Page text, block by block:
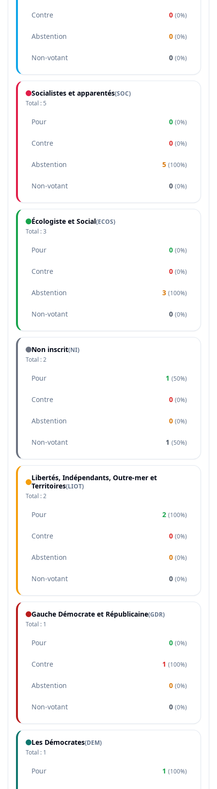
Contre 0 (0%)
Abstention 0 (0%)
Non-votant 0 (0%)
Socialistes et apparentés(SOC)
Total : 5
Pour 0 (0%)
Contre 0 (0%)
Abstention 5 (100%)
Non-votant 0 (0%)
Écologiste et Social(ECOS)
Total :3
Pour 0 (0%)
Contre 0 (0%)
Abstention 3 (100%)
Non-votant 0 (0%)
Non inscrit(NI)
Total :2
Pour 1 (50%)
Contre 0 (0%)
Abstention 0 (0%)
Non-votant 1 (50%)
Libertés, Indépendants, Outre-mer et
Territoires(LIOT)
Total :2
Pour 2 (100%)
Contre 0 (0%)
Abstention 0 (0%)
Non-votant 0 (0%)
Gauche Démocrate et Républicaine(GDR)
Total : 1
Pour 0 (0%)
Contre 1 (100%)
Abstention 0 (0%)
Non-votant 0 (0%)
Les Démocrates(DEM)
Total : 1
Pour 1 (100%)